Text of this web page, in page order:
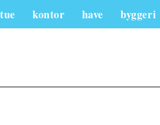
kontor have byggeri